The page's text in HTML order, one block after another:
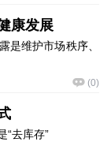
康发展
是维护市场秩序、
(0)
“去库存”